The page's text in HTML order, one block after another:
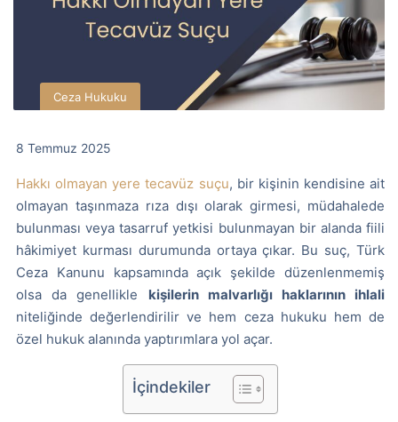
Ceza Hukuku
8 Temmuz 2025
Hakkı olmayan yere tecavüz suçu, bir kişinin kendisine ait
olmayan taşınmaza rıza dışı olarak girmesi, müdahalede
bulunması veya tasarruf yetkisi bulunmayan bir alanda fiili
hâkimiyet kurması durumunda ortaya çıkar. Bu suç, Türk
Ceza Kanunu kapsamında açık şekilde düzenlenmemiş
olsa da genellikle kişilerin malvarlığı haklarının ihlali
niteliğinde değerlendirilir ve hem ceza hukuku hem de
özel hukuk alanında yaptırımlara yol açar.
İçindekiler